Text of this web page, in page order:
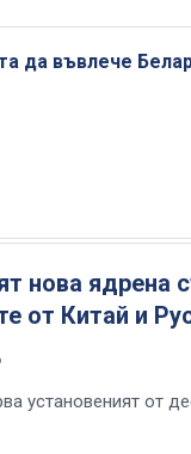
да въвлече
нова ядрена
от Китай и
установеният от